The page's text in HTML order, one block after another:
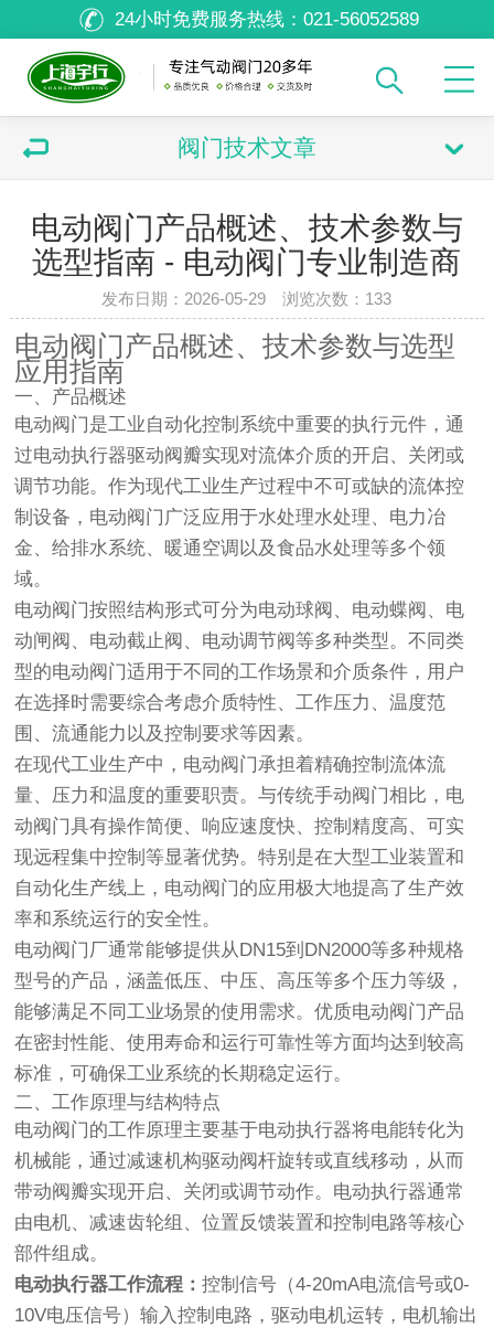
24小时免费服务热线： 021-56052589
阀门技术文章
电动阀门产品概述、技术参数与
选型指南 - 电动阀门专业制造商
发布日期：2026-05-29 浏览次数： 133
电动阀门产品概述、技术参数与选型
应用指南
一、产品概述
电动阀门是工业自动化控制系统中重要的执行元件，通
过电动执行器驱动阀瓣实现对流体介质的开启、关闭或
调节功能。作为现代工业生产过程中不可或缺的流体控
制设备，电动阀门广泛应用于水处理水处理、电力冶
金、给排水系统、暖通空调以及食品水处理等多个领
域。
电动阀门按照结构形式可分为电动球阀、电动蝶阀、电
动闸阀、电动截止阀、电动调节阀等多种类型。不同类
型的电动阀门适用于不同的工作场景和介质条件，用户
在选择时需要综合考虑介质特性、工作压力、温度范
围、流通能力以及控制要求等因素。
在现代工业生产中，电动阀门承担着精确控制流体流
量、压力和温度的重要职责。与传统手动阀门相比，电
动阀门具有操作简便、响应速度快、控制精度高、可实
现远程集中控制等显著优势。特别是在大型工业装置和
自动化生产线上，电动阀门的应用极大地提高了生产效
率和系统运行的安全性。
电动阀门厂通常能够提供从DN15到DN2000等多种规格
型号的产品，涵盖低压、中压、高压等多个压力等级，
能够满足不同工业场景的使用需求。优质电动阀门产品
在密封性能、使用寿命和运行可靠性等方面均达到较高
标准，可确保工业系统的长期稳定运行。
二、工作原理与结构特点
电动阀门的工作原理主要基于电动执行器将电能转化为
机械能，通过减速机构驱动阀杆旋转或直线移动，从而
带动阀瓣实现开启、关闭或调节动作。电动执行器通常
由电机、减速齿轮组、位置反馈装置和控制电路等核心
部件组成。
电动执行器工作流程：控制信号（4-20mA电流信号或0-
10V电压信号）输入控制电路，驱动电机运转，电机输出